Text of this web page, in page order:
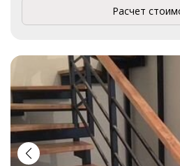
Расчет